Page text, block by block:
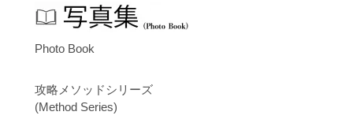
Photo Book
攻略メソッドシリーズ
(Method Series)